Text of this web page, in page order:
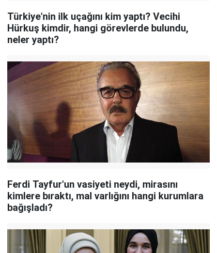
Türkiye'nin ilk uçağını kim yaptı? Vecihi
Hürkuş kimdir, hangi görevlerde bulundu,
neler yaptı?
Ferdi Tayfur'un vasiyeti neydi, mirasını
kimlere bıraktı, mal varlığını hangi kurumlara
bağışladı?